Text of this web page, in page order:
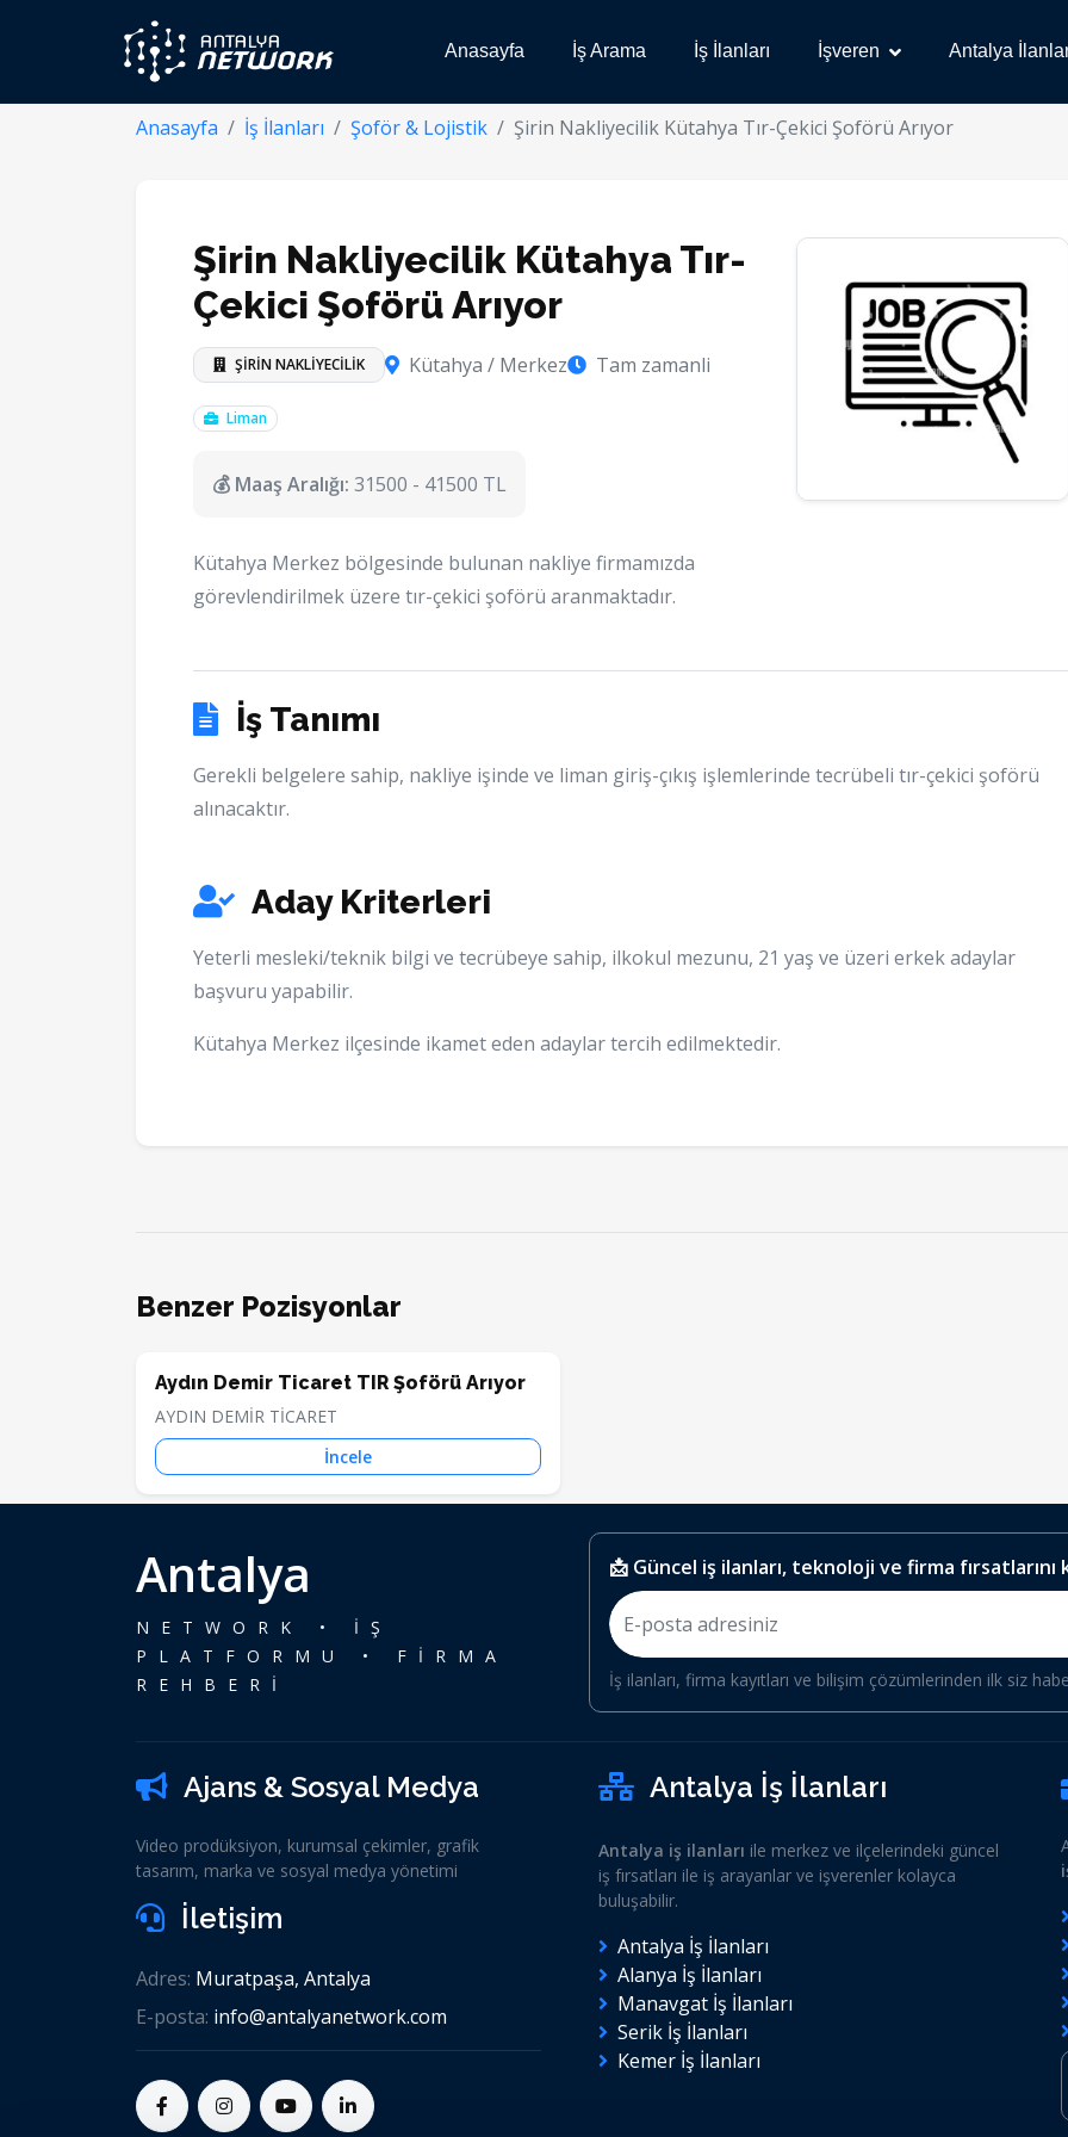
Anasayfa İş Arama İş İlanları İşveren Antalya
Anasayfa İş İlanları Şoför & Lojistik Şirin Nakliyecilik Kütahya Tır-Çekici Şoförü Arıyor
Şirin Nakliyecilik Kütahya Tır-
Çekici Şoförü Arıyor
ŞİRİN NAKLİYECİLİK Kütahya / Merkez Tam zamanli
Liman
💰 Maaş Aralığı: 31500 - 41500 TL
Kütahya Merkez bölgesinde bulunan nakliye firmamızda
görevlendirilmek üzere tır-çekici şoförü aranmaktadır.
İş Tanımı
Gerekli belgelere sahip, nakliye işinde ve liman giriş-çıkış işlemlerinde tecrübeli tır-çekici şoförü
alınacaktır.
Aday Kriterleri
Yeterli mesleki/teknik bilgi ve tecrübeye sahip, ilkokul mezunu, 21 yaş ve üzeri erkek adaylar
başvuru yapabilir.
Kütahya Merkez ilçesinde ikamet eden adaylar tercih edilmektedir.
Benzer Pozisyonlar
Aydın Demir Ticaret TIR Şoförü Arıyor
AYDIN DEMİR TİCARET
İncele
Antalya
NETWORK • İŞ
PLATFORMU • FİRMA
REHBERİ
📩 Güncel iş ilanları, teknoloji ve firma fırsatlarını
İş ilanları, firma kayıtları ve bilişim çözümlerinden ilk siz
Ajans & Sosyal Medya
Video prodüksiyon, kurumsal çekimler, grafik
tasarım, marka ve sosyal medya yönetimi
İletişim
Adres: Muratpaşa, Antalya
E-posta: info@antalyanetwork.com
Antalya İş İlanları
Antalya iş ilanları ile merkez ve ilçelerindeki güncel
iş fırsatları ile iş arayanlar ve işverenler kolayca
buluşabilir.
Antalya İş İlanları
Alanya İş İlanları
Manavgat İş İlanları
Serik İş İlanları
Kemer İş İlanları